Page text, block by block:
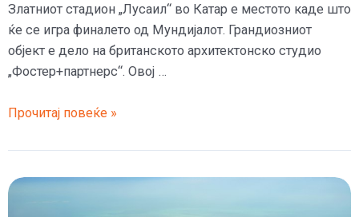
Златниот стадион „Лусаил“ во Катар е местото каде што
ќе се игра финалето од Мундијалот. Грандиозниот
објект е дело на британското архитектонско студио
„Фостер+партнерс“. Овој …
Финалето
Мундијалот
во
Катар
Прочитај повеќе »